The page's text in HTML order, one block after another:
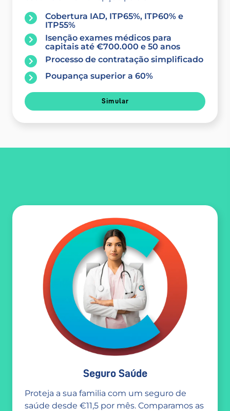
Cobertura IAD, ITP65%, ITP60% e
ITP55%
Isenção exames médicos para
capitais até €700.000 e 50 anos
Processo de contratação simplificado
Poupança superior a 60%
Simular
Seguro Saúde
Proteja a sua familia com um seguro de
saúde desde €11,5 por mês. Comparamos as